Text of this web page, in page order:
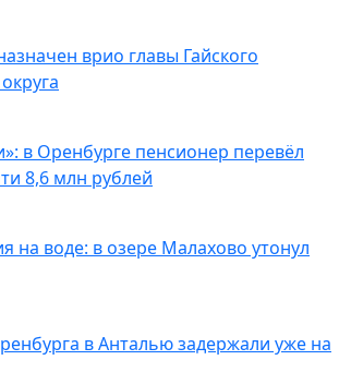
врио главы Гайского
в Оренбурге пенсионер перевёл
8,6 млн рублей
на воде: в озере Малахово утонул
в Анталью задержали уже на